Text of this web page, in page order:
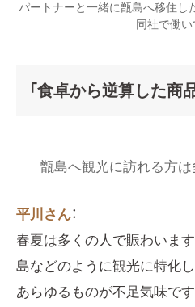
パートナーと一緒に甑島へ移住し
同社で働い
「食卓から逆算した商
甑島へ観光に訪れる方は
平川さん：
春夏は多くの人で賑わいま
島などのように観光に特化
あらゆるものが不足気味で